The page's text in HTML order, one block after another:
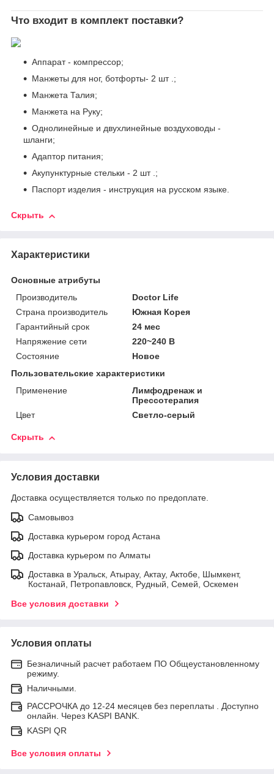
Что входит в комплект поставки?
Аппарат - компрессор;
Манжеты для ног, ботфорты- 2 шт .;
Манжета Талия;
Манжета на Руку;
Однолинейные и двухлинейные воздуховоды -
шланги;
Адаптор питания;
Акупунктурные стельки - 2 шт .;
Паспорт изделия - инструкция на русском языке.
Скрыть
Характеристики
Основные атрибуты
Производитель
Doctor Life
Страна производитель
Южная Корея
Гарантийный срок
24 мес
Напряжение сети
220~240 В
Состояние
Новое
Пользовательские характеристики
Применение
Лимфодренаж и
Прессотерапия
Цвет
Светло-серый
Скрыть
Условия доставки
Доставка осуществляется только по предоплате.
Самовывоз
Доставка курьером город Астана
Доставка курьером по Алматы
Доставка в Уральск, Атырау, Актау, Актобе, Шымкент,
Костанай, Петропавловск, Рудный, Семей, Оскемен
Все условия доставки
Условия оплаты
Безналичный расчет работаем ПО Общеустановленному
режиму.
Наличными.
РАССРОЧКА до 12-24 месяцев без переплаты . Доступно
онлайн. Через KASPI BANK.
KASPI QR
Все условия оплаты